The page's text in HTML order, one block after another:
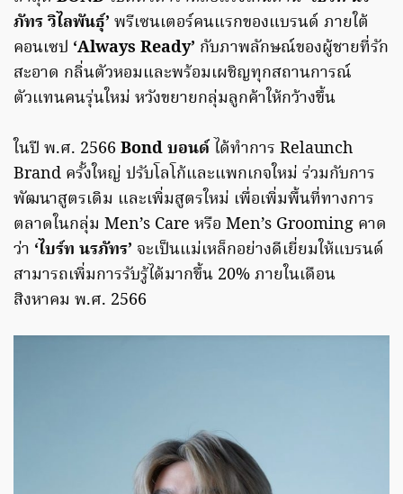
ภัทร วิไลพันธุ์’ พรีเซนเตอร์คนแรกของแบรนด์ ภายใต้
คอนเซป ‘Always Ready’ กับภาพลักษณ์ของผู้ชายที่รัก
สะอาด กลิ่นตัวหอมและพร้อมเผชิญทุกสถานการณ์
ตัวแทนคนรุ่นใหม่ หวังขยายกลุ่มลูกค้าให้กว้างขึ้น
ในปี พ.ศ. 2566Bond บอนด์ ได้ทำการ Relaunch
Brand ครั้งใหญ่ ปรับโลโก้และแพกเกจใหม่ ร่วมกับการ
พัฒนาสูตรเดิม และเพิ่มสูตรใหม่ เพื่อเพิ่มพื้นที่ทางการ
ตลาดในกลุ่ม Men’s Care หรือ Men’s Grooming คาด
ว่า ‘ไบร์ท นรภัทร’ จะเป็นแม่เหล็กอย่างดีเยี่ยมให้แบรนด์
สามารถเพิ่มการรับรู้ได้มากขึ้น 20% ภายในเดือน
สิงหาคม พ.ศ. 2566